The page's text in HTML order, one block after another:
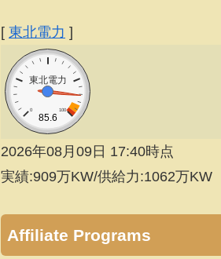
[ 東北電力 ]
東北電力
0 100
85.6
2026年08月09日 17:40時点
実績:909万KW/供給力:1062万KW
Affiliate Programs